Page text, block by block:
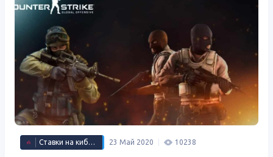
Ставки на киберспорт 23 Май 2020 10238